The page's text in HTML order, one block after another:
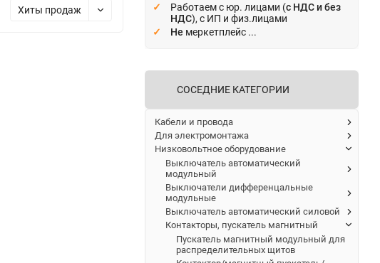
Хиты продаж
Работаем с юр. лицами (с НДС и без
НДС), с ИП и физ.лицами
Не меркетплейс ...
СОСЕДНИЕ КАТЕГОРИИ
Кабели и провода
Для электромонтажа
Низковольтное оборудование
Выключатель автоматический
модульный
Выключатели дифференцальные
модульные
Выключатель автоматический силовой
Контакторы, пускатель магнитный
Пускатель магнитный модульный для
распределительных щитов